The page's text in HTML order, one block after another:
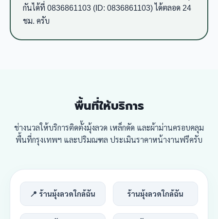
กันได้ที่ 0836861103 (ID: 0836861103) ได้ตลอด 24
ชม. ครับ
พื้นที่ให้บริการ
ช่างนวลให้บริการติดตั้งมุ้งลวด เหล็กดัด และผ้าม่านครอบคลุม
พื้นที่กรุงเทพฯ และปริมณฑล ประเมินราคาหน้างานฟรีครับ
📍 ร้านมุ้งลวดใกล้ฉัน ร้านมุ้งลวดใกล้ฉัน